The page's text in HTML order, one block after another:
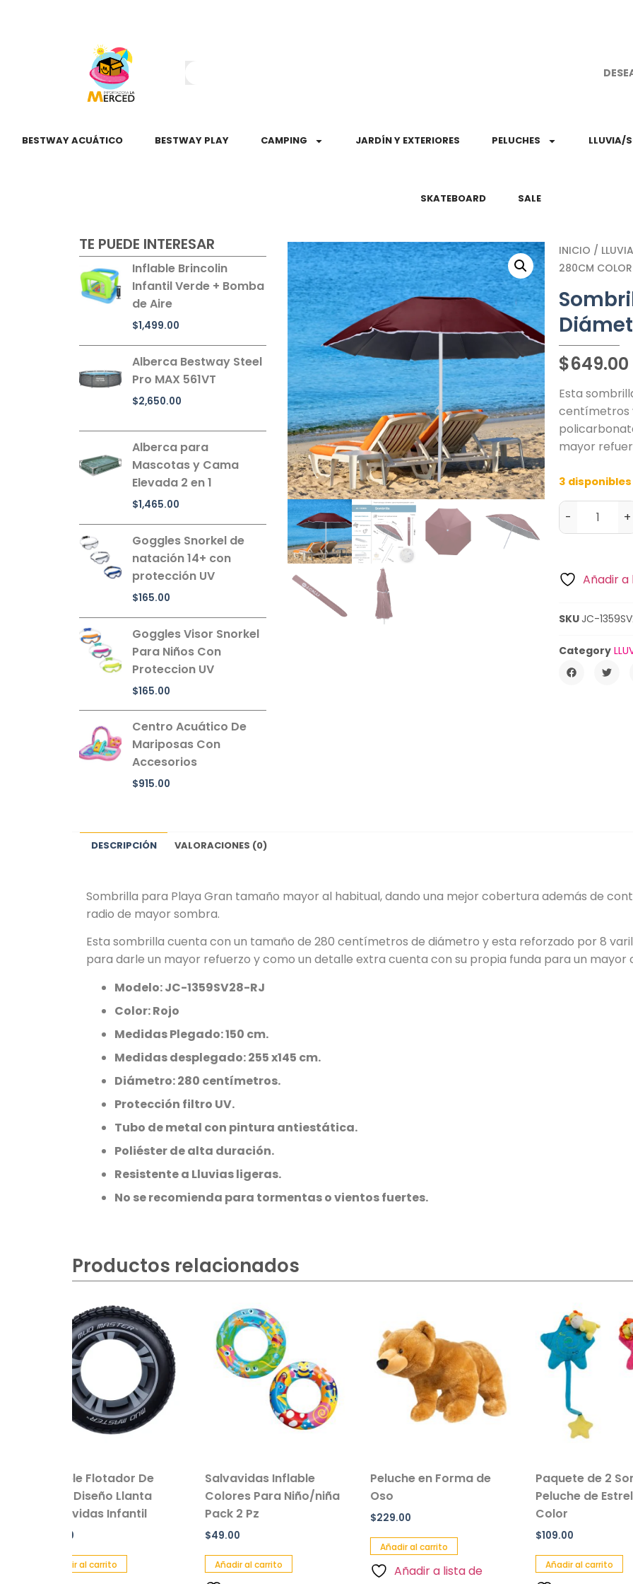
BESTWAY ACUÁTICO BESTWAY PLAY CAMPING JARDÍN Y EXTERIORES PELUCHES LLUVIA/
SKATEBOARD SALE
TE PUEDE INTERESAR
Inflable Brincolin
Infantil Verde + Bomba
de Aire
$1,499.00
Alberca Bestway Steel
Pro MAX 561VT
$2,650.00
Alberca para
Mascotas y Cama
Elevada 2 en 1
$1,465.00
Goggles Snorkel de
natación 14+ con
protección UV
$165.00
Goggles Visor Snorkel
Para Niños Con
Proteccion UV
$165.00
Centro Acuático De
Mariposas Con
Accesorios
$915.00
INICIO /
280CM
$649.00
Esta
centímetros
mayor
3 disponibles
- +
Añadir a
SKUJC-
Category
DESCRIPCIÓN VALORACIONES (0)
Sombrilla para Playa Gran tamaño mayor al habitual, dando una mejor cobertura además de
radio de mayor sombra.
Esta sombrilla cuenta con un tamaño de 280 centímetros de diámetro y esta reforzado por 8
para darle un mayor refuerzo y como un detalle extra cuenta con su propia funda para un mayor
Modelo:JC-1359SV28-RJ
Color: Rojo
Medidas Plegado: 150 cm.
Medidas desplegado: 255 x145 cm.
Diámetro: 280 centímetros.
Protección filtro UV.
Tubo de metal con pintura antiestática.
Poliéster de alta duración.
Resistente a Lluvias ligeras.
No se recomienda para tormentas o vientos fuertes.
Productos relacionados
Salvavidas Inflable
Colores Para Niño/niña
Pack 2 Pz
Añadir al carrito
Peluche en Forma de
Oso
Añadir a lista de
Paquete de 2 Sonajas de
Peluche de Estrella de
$109.00
Añadir al carrito Añadir